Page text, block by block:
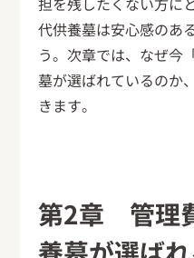
代供養墓は安心感のあ
う。次章では、なぜ今
墓が選ばれているのか
きます。
第2章 管理